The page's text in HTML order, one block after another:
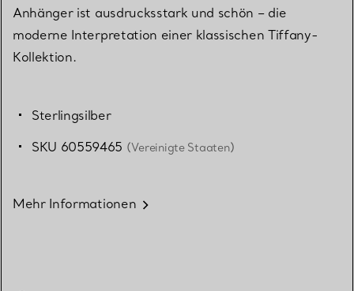
Anhänger ist ausdrucksstark und schön – die
moderne Interpretation einer klassischen Tiffany-
Kollektion.
Sterlingsilber
SKU 60559465 (Vereinigte Staaten)
Mehr Informationen